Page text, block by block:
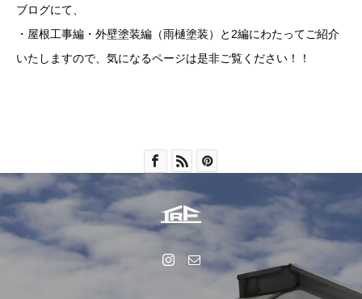
ブログにて、
・屋根工事編・外壁塗装編（雨樋塗装）と2編にわたってご紹介
いたしますので、気になるページは是非ご覧ください！！